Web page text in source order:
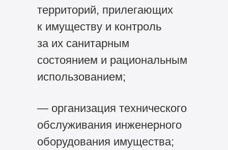
территорий, прилегающих
к имуществу и контроль
за их санитарным
состоянием и рациональным
использованием;
— организация технического
обслуживания инженерного
оборудования имущества;